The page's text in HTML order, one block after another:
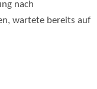
nach
wartete bereits auf